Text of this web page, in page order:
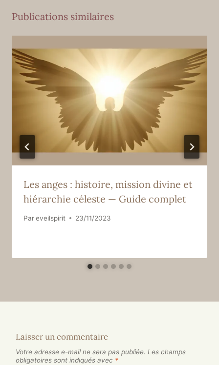
Publications similaires
Les anges : histoire, mission divine et
hiérarchie céleste — Guide complet
Pareveilspirit 23/11/2023
Laisser un commentaire
Votre adresse e-mail ne sera pas publiée. Les champs
obligatoires sont indiqués avec *